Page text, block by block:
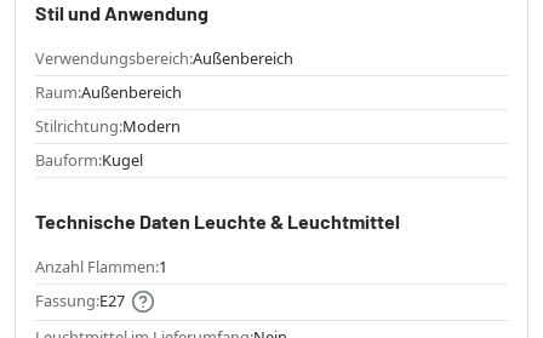
Stil und Anwendung
Verwendungsbereich:Außenbereich
Raum:Außenbereich
Stilrichtung:Modern
Bauform:Kugel
Technische Daten Leuchte & Leuchtmittel
Anzahl Flammen:1
Fassung:E27